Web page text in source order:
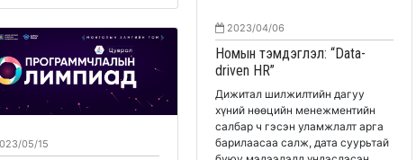
05/15
2023/04/06
Номын тэмдэглэл: “Data-
driven HR”
Дижитал шилжилтийн дагуу
хүний нөөцийн менежментийн
салбар ч гэсэн уламжлалт арга
барилаасаа салж, дата суурьтай